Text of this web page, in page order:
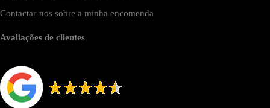
Contactar-nos sobre a minha encomenda
Avaliações de clientes